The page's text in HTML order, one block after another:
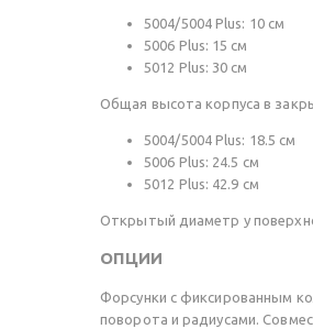
5004/5004 Plus: 10 см
5006 Plus: 15 см
5012 Plus: 30 см
Общая высота корпуса в
5004/5004 Plus: 18.5 см
5006 Plus: 24.5 см
5012 Plus: 42.9 см
Открытый диаметр у
ОПЦИИ
Форсунки с фиксированным
поворота и радиусами.